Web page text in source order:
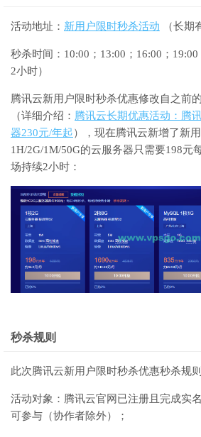
活动地址： 新用户限时秒杀活动 （长期
秒杀时间：10:00；13:00；16:00；
2小时）
腾讯云新用户限时秒杀优惠修改自之前的
（详细介绍： 腾讯云长期优惠活动：腾
器230元/年起），现在腾讯云新增了新
1H/2G/1M/50G的云服务器只需要198元
场持续2小时：
秒杀规则
此次腾讯云新用户限时秒杀优惠秒杀规
活动对象：腾讯云官网已注册且完成实
可参与（协作者除外）；